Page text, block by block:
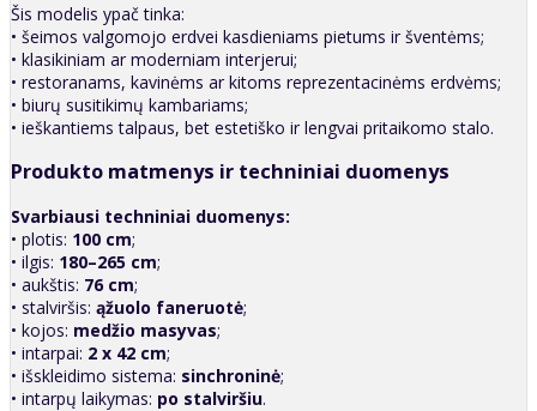
Šis modelis ypač tinka:
• šeimos valgomojo erdvei kasdieniams pietums ir šventėms;
• klasikiniam ar moderniam interjerui;
• restoranams, kavinėms ar kitoms reprezentacinėms erdvėms;
• biurų susitikimų kambariams;
• ieškantiems talpaus, bet estetiško ir lengvai pritaikomo stalo.
Produkto matmenys ir techniniai duomenys
Svarbiausi techniniai duomenys:
• plotis: 100 cm;
• ilgis: 180–265 cm;
• aukštis: 76 cm;
• stalviršis: ąžuolo faneruotė;
• kojos: medžio masyvas;
• intarpai: 2 x 42 cm;
• išskleidimo sistema: sinchroninė;
• intarpų laikymas: po stalviršiu.